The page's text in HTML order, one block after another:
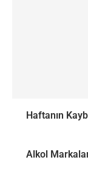
Haftanın
Alkol